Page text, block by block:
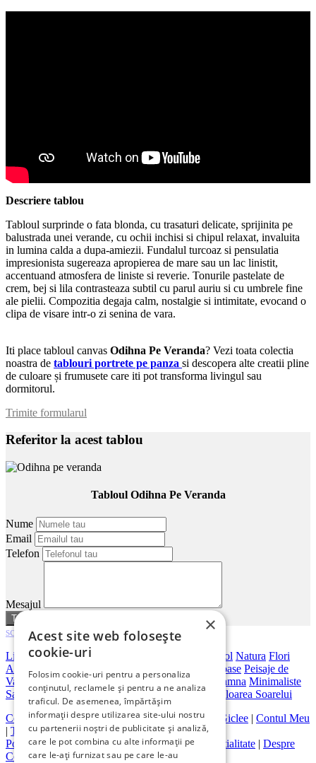
Descriere tablou
Tabloul surprinde o fata blonda, cu trasaturi delicate, sprijinita pe
balustrada unei verande, cu ochii inchisi si chipul relaxat, invaluita
in lumina calda a dupa-amiezii. Fundalul turcoaz si pensulatia
impresionista sugereaza apropierea de mare sau un lac linistit,
accentuand atmosfera de liniste si reverie. Tonurile pastelate de
crem, bej si lila contrasteaza subtil cu parul auriu si cu umbrele fine
ale pielii. Compozitia degaja calm, nostalgie si intimitate, evocand o
clipa de visare intr-o zi senina de vara.
Iti place tabloul canvas Odihna Pe Veranda? Vezi toata colectia
noastra de tablouri portrete pe panza si descopera alte creatii pline
de culoare și frumusete care iti pot transforma livingul sau
dormitorul.
Trimite formularul
Referitor la acest tablou
Tabloul Odihna Pe Veranda
Nume
Email
Telefon
Mesajul
scroll
Living Dormitor Dimensiuni Mari Hol Natura Flori
Abstracte
Peisaje Abstracte Orase Frumoase Peisaje de
Vara
Bar Japoneze Peisaje Marine Peisaje De Toamna Minimaliste
Salon Cai Feng Shui Nuduri Trandafiri Vintage
Floarea Soarelui
Contact|Despre galeriaq|Calitatea Tablourilor Giclee | Contul Meu
| Tablouri la Comanda
Politica de Livrare si Retur|Politica de Confidentialitate | Despre
Cookies| Termeni si Conditii de Utilizare
×
Acest site web folosește
cookie-uri
Folosim cookie-uri pentru a personaliza
conținutul, reclamele și pentru a ne analiza
traficul. De asemenea, împărtășim
informații despre utilizarea site-ului nostru
cu partenerii noștri de publicitate și analiză,
care le pot combina cu alte informații pe
care le-ați furnizat sau pe care le-au